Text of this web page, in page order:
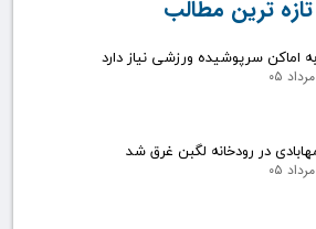
تازه ترین مطالب
به اماکن سرپوشیده ورزشی نیاز دارد
در رودخانه لگبن غرق شد